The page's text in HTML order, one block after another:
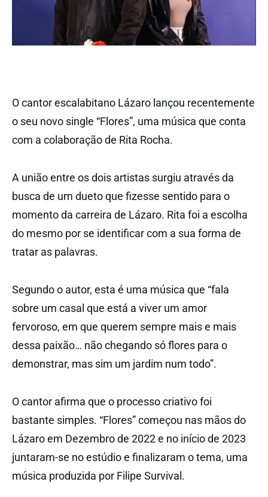
O cantor escalabitano Lázaro lançou recentemente
o seu novo single “Flores”, uma música que conta
com a colaboração de Rita Rocha.
A união entre os dois artistas surgiu através da
busca de um dueto que fizesse sentido para o
momento da carreira de Lázaro. Rita foi a escolha
do mesmo por se identificar com a sua forma de
tratar as palavras.
Segundo o autor, esta é uma música que “fala
sobre um casal que está a viver um amor
fervoroso, em que querem sempre mais e mais
dessa paixão… não chegando só flores para o
demonstrar, mas sim um jardim num todo”.
O cantor afirma que o processo criativo foi
bastante simples. “Flores” começou nas mãos do
Lázaro em Dezembro de 2022 e no início de 2023
juntaram-se no estúdio e finalizaram o tema, uma
música produzida por Filipe Survival.